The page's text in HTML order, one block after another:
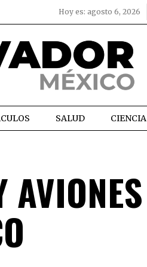
Hoy es: agosto 6, 2026
SALUD CIENCIA
AVIONES